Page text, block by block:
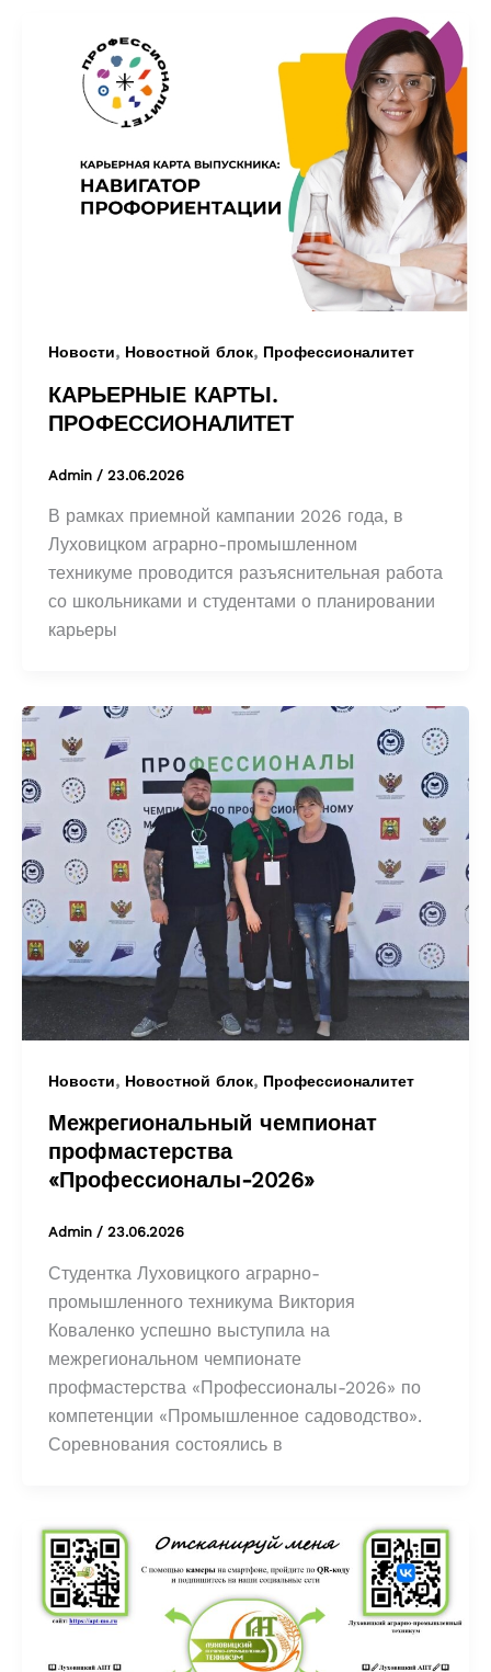
Новости, Новостной блок, Профессионалитет
КАРЬЕРНЫЕ КАРТЫ.
ПРОФЕССИОНАЛИТЕТ
Admin / 23.06.2026
В рамках приемной кампании 2026 года, в
Луховицком аграрно-промышленном
техникуме проводится разъяснительная работа
со школьниками и студентами о планировании
карьеры
Новости, Новостной блок, Профессионалитет
Межрегиональный чемпионат
профмастерства
«Профессионалы-2026»
Admin / 23.06.2026
Студентка Луховицкого аграрно-
промышленного техникума Виктория
Коваленко успешно выступила на
межрегиональном чемпионате
профмастерства «Профессионалы-2026» по
компетенции «Промышленное садоводство».
Соревнования состоялись в